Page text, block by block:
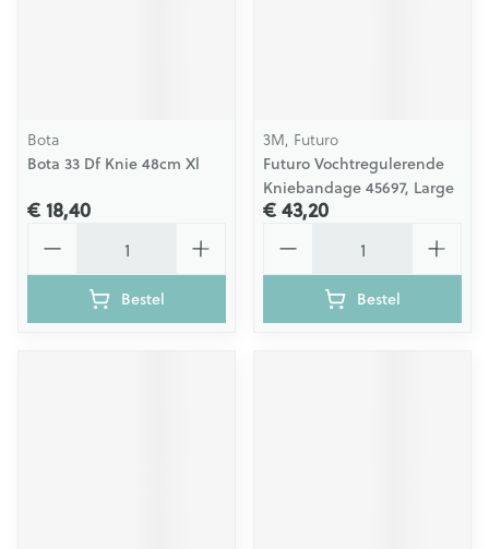
Bota
Bota 33 Df Knie 48cm Xl
€ 18,40
Bestel
3M, Futuro
Futuro Vochtregulerende
Kniebandage 45697, Large
€ 43,20
Bestel